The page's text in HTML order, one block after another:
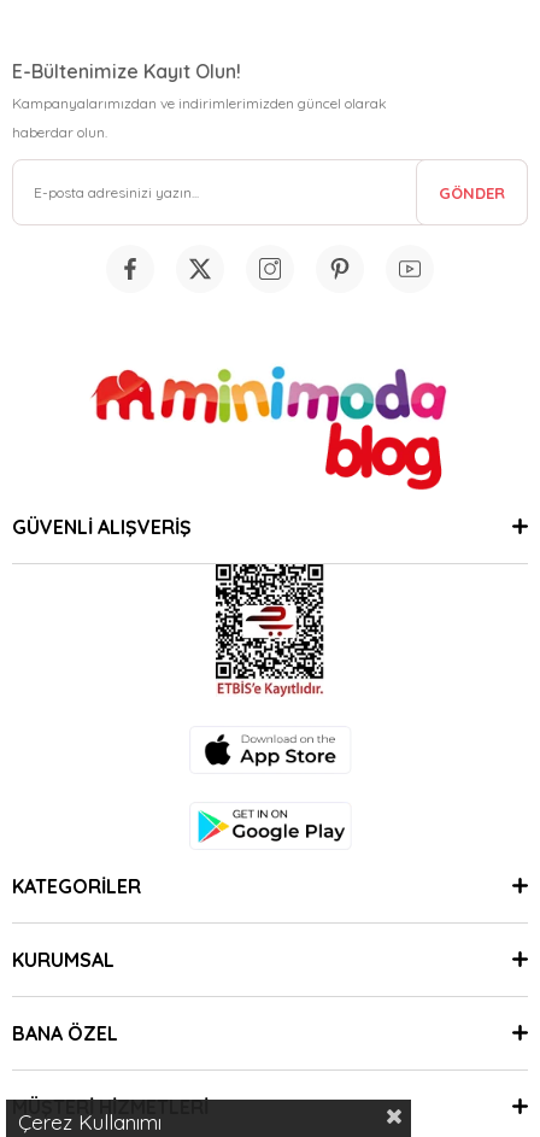
E-Bültenimize Kayıt Olun!
Kampanyalarımızdan ve indirimlerimizden güncel olarak
haberdar olun.
GÖNDER
GÜVENLİ ALIŞVERİŞ
KATEGORİLER
KURUMSAL
BANA ÖZEL
MÜŞTERİ HİZMETLERİ
Çerez Kullanımı